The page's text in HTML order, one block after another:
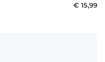
€ 15,99